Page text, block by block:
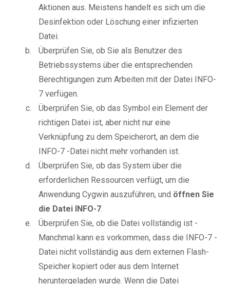
Aktionen aus. Meistens handelt es sich um die
Desinfektion oder Löschung einer infizierten
Datei.
Überprüfen Sie, ob Sie als Benutzer des
Betriebssystems über die entsprechenden
Berechtigungen zum Arbeiten mit der Datei INFO-
7 verfügen.
Überprüfen Sie, ob das Symbol ein Element der
richtigen Datei ist, aber nicht nur eine
Verknüpfung zu dem Speicherort, an dem die
INFO-7 -Datei nicht mehr vorhanden ist.
Überprüfen Sie, ob das System über die
erforderlichen Ressourcen verfügt, um die
Anwendung Cygwin auszuführen, und öffnen Sie
die Datei INFO-7.
Überprüfen Sie, ob die Datei vollständig ist -
Manchmal kann es vorkommen, dass die INFO-7 -
Datei nicht vollständig aus dem externen Flash-
Speicher kopiert oder aus dem Internet
heruntergeladen wurde. Wenn die Datei